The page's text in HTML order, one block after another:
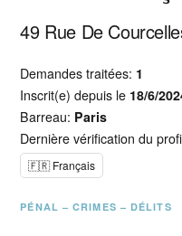
49 Rue De
Demandes traitées: 1
Inscrit(e) depuis le 18/6/
Barreau: Paris
Dernière vérification du
🇫🇷 Français
PÉNAL – CRIMES – DÉLITS